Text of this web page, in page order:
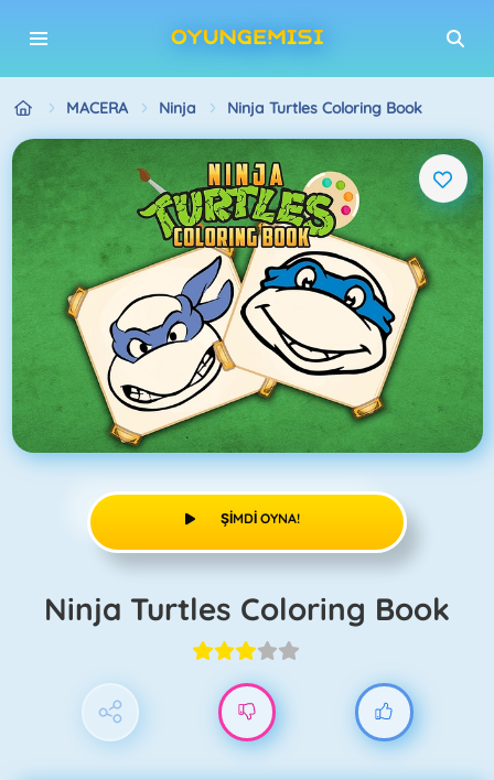
MACERA Ninja Ninja Turtles Coloring Book
ŞIMDI OYNA!
Ninja Turtles Coloring Book